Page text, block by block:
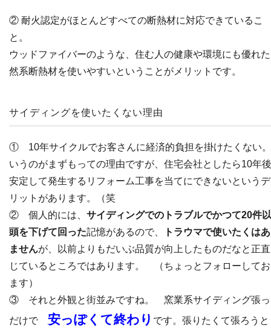
② 耐火認定がほとんどすべての断熱材に対応できているこ
と。
ウッドファイバーのような、住む人の健康や環境にも優れ
然系断熱材を使いやすいということがメリットです。
サイディングを使いたくない理由
① 10年サイクルでお客さんに経済的負担を掛けたくない
いうのがまずもっての理由ですが、住宅会社としたら10年
安定して発生するリフォーム工事を当てにできないという
リットがあります。（笑
② 個人的には、 サイディングでのトラブルでかつて20件
頭を下げて回った記憶があるので、
トラウマで使いたくは
ませんが、以前よりもだいぶ品質が向上したものだなと正
じているところではあります。 （ちょっとフォローして
ます）
③ それと外観と街並みですね。 窯業系サイディング張
だけで 安っぽくて終わり です。張りたくて張ろうと